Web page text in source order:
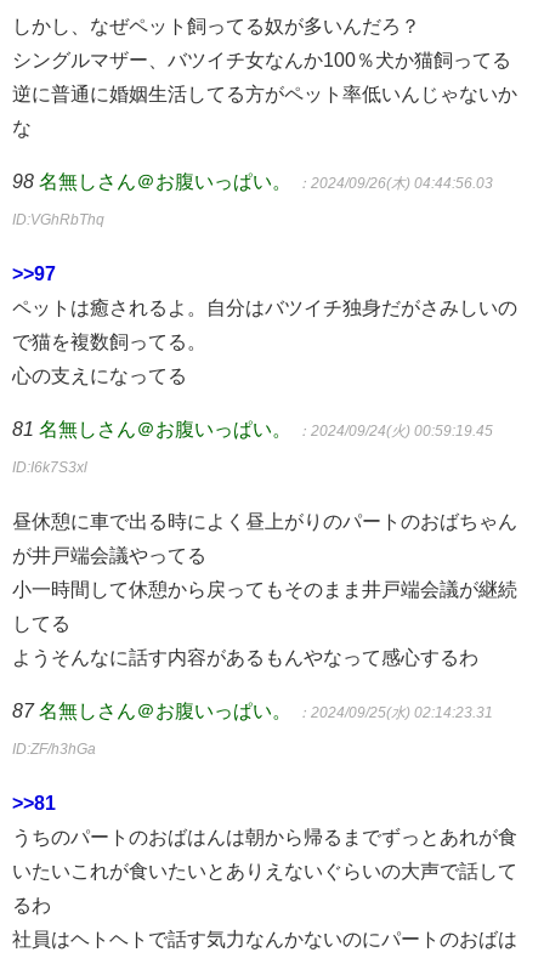
しかし、なぜペット飼ってる奴が多いんだろ？
シングルマザー、バツイチ女なんか100％犬か猫飼ってる
逆に普通に婚姻生活してる方がペット率低いんじゃないか
な
98 名無しさん＠お腹いっぱい。 ：2024/09/26(木) 04:44:56.03
ID:VGhRbThq
>>97
ペットは癒されるよ。自分はバツイチ独身だがさみしいの
で猫を複数飼ってる。
心の支えになってる
81 名無しさん＠お腹いっぱい。 ：2024/09/24(火) 00:59:19.45
ID:I6k7S3xl
昼休憩に車で出る時によく昼上がりのパートのおばちゃん
が井戸端会議やってる
小一時間して休憩から戻ってもそのまま井戸端会議が継続
してる
ようそんなに話す内容があるもんやなって感心するわ
87 名無しさん＠お腹いっぱい。 ：2024/09/25(水) 02:14:23.31
ID:ZF/h3hGa
>>81
うちのパートのおばはんは朝から帰るまでずっとあれが食
いたいこれが食いたいとありえないぐらいの大声で話して
るわ
社員はヘトヘトで話す気力なんかないのにパートのおばは